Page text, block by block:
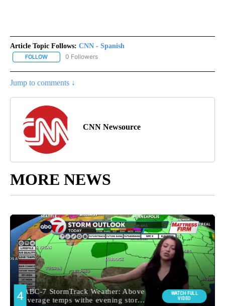
Article Topic Follows: CNN - Spanish
FOLLOW FOLLOW "CNN - SPANISH" TO RECEIVE NOTIFICATIONS ABOUT
0 Followers
Jump to comments ↓
CNN Newsource
MORE NEWS